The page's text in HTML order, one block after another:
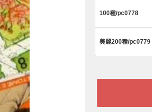
100種/pc0778
美麗200種/pc0779